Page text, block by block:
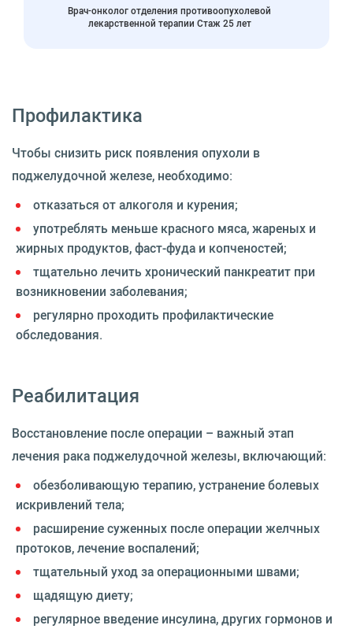
Врач-онколог отделения противоопухолевой
лекарственной терапии Стаж 25 лет
Профилактика
Чтобы снизить риск появления опухоли в
поджелудочной железе, необходимо:
отказаться от алкоголя и курения;
употреблять меньше красного мяса, жареных и
жирных продуктов, фаст-фуда и копченостей;
тщательно лечить хронический панкреатит при
возникновении заболевания;
регулярно проходить профилактические
обследования.
Реабилитация
Восстановление после операции – важный этап
лечения рака поджелудочной железы, включающий:
обезболивающую терапию, устранение болевых
искривлений тела;
расширение суженных после операции желчных
протоков, лечение воспалений;
тщательный уход за операционными швами;
щадящую диету;
регулярное введение инсулина, других гормонов и